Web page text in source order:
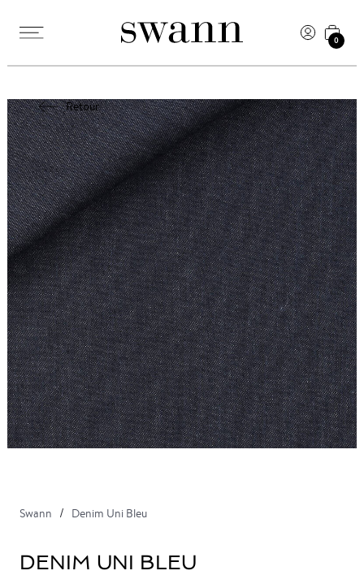
0
Retour
Swann Denim Uni Bleu
DENIM UNI BLEU